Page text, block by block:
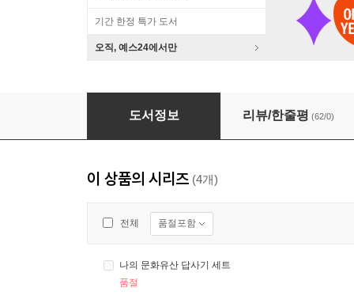
기간 한정 특가 도서
오직, 예스24에서만
나의 문화유산 답사기 1
도서정보 리뷰/한줄평 (62/0)
이 상품의 시리즈 (4개)
전체 품절포함
나의 문화유산 답사기 세트
품절